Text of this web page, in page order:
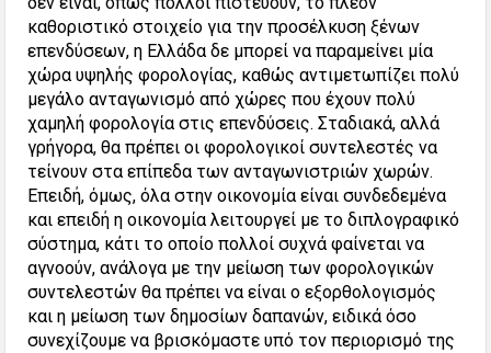
καθοριστικό στοιχείο για την προσέλκυση ξένων
επενδύσεων, η Ελλάδα δε μπορεί να παραμείνει μία
χώρα υψηλής φορολογίας, καθώς αντιμετωπίζει πολύ
μεγάλο ανταγωνισμό από χώρες που έχουν πολύ
χαμηλή φορολογία στις επενδύσεις. Σταδιακά, αλλά
γρήγορα, θα πρέπει οι φορολογικοί συντελεστές να
τείνουν στα επίπεδα των ανταγωνιστριών χωρών.
Επειδή, όμως, όλα στην οικονομία είναι συνδεδεμένα
και επειδή η οικονομία λειτουργεί με το διπλογραφικό
σύστημα, κάτι το οποίο πολλοί συχνά φαίνεται να
αγνοούν, ανάλογα με την μείωση των φορολογικών
συντελεστών θα πρέπει να είναι ο εξορθολογισμός
και η μείωση των δημοσίων δαπανών, ειδικά όσο
συνεχίζουμε να βρισκόμαστε υπό τον περιορισμό της